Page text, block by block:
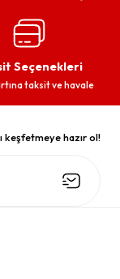
Seçenekleri
taksit ve havale
keşfetmeye hazır ol!